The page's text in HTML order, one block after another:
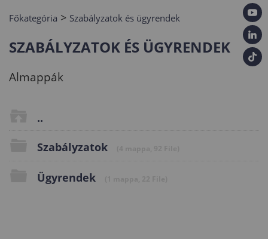
Főkategória > Szabályzatok és ügyrendek
SZABÁLYZATOK ÉS ÜGYRENDEK
Almappák
..
Szabályzatok
Ügyrendek